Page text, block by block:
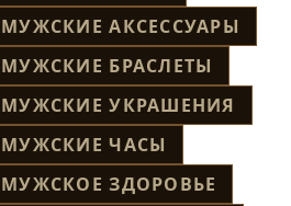
МУЖСКИЕ АКСЕССУАРЫ
МУЖСКИЕ БРАСЛЕТЫ
МУЖСКИЕ УКРАШЕНИЯ
МУЖСКИЕ ЧАСЫ
МУЖСКОЕ ЗДОРОВЬЕ